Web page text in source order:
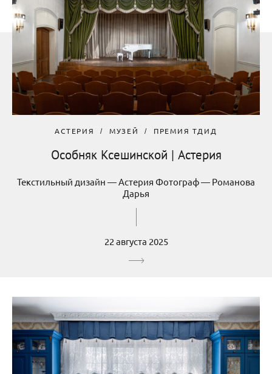
АСТЕРИЯ МУЗЕЙ ПРЕМИЯ ТДИД
Особняк Ксешинской | Астерия
Текстильный дизайн — Астерия Фотограф — Романова
Дарья
22 августа 2025